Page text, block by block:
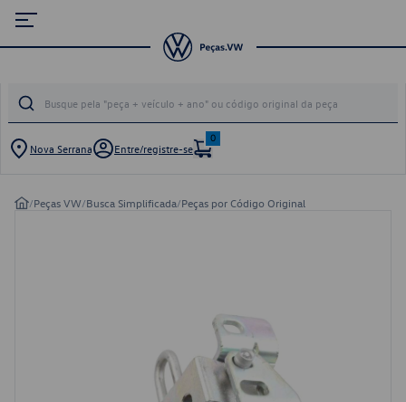
Nova Serrana Entre/registre-se
0
/Peças VW/Busca Simplificada/Peças por Código Original